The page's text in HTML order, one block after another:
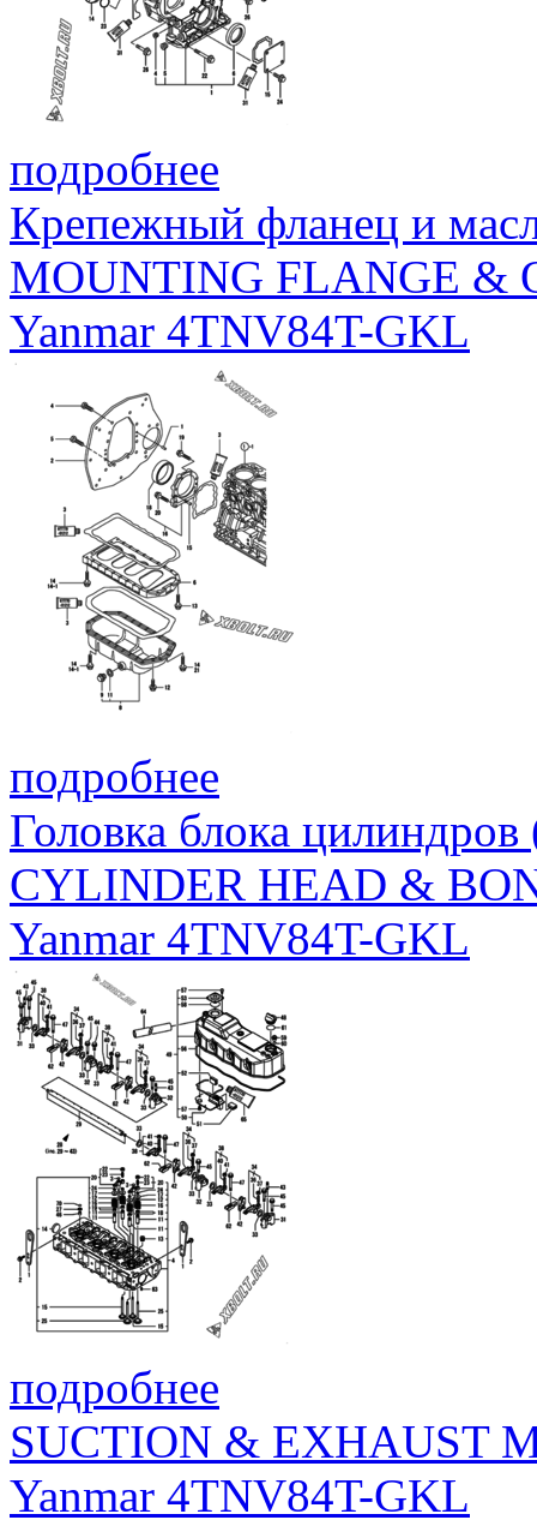
подробнее
Крепежный фланец и
MOUNTING FLANGE &
Yanmar 4TNV84T-GKL
подробнее
Головка блока
CYLINDER HEAD &
Yanmar 4TNV84T-GKL
подробнее
SUCTION & EXHAUST
Yanmar 4TNV84T-GKL